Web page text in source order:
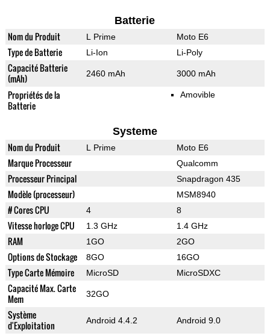
Batterie
Nom du Produit L Prime Moto E6
Type de Batterie Li-Ion Li-Poly
Capacité Batterie
(mAh)
2460 mAh 3000 mAh
Propriétés de la
Batterie
Amovible
Systeme
Nom du Produit L Prime Moto E6
Marque Processeur Qualcomm
Processeur Principal Snapdragon 435
Modèle (processeur) MSM8940
# Cores CPU 4 8
Vitesse horloge CPU 1.3 GHz 1.4 GHz
RAM 1GO 2GO
Options de Stockage 8GO 16GO
Type Carte Mémoire MicroSD MicroSDXC
Capacité Max. Carte
Mem
32GO
Système
d'Exploitation
Android 4.4.2 Android 9.0